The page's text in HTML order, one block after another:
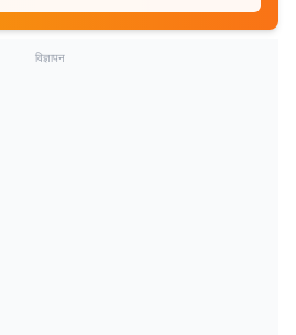
विज्ञापन